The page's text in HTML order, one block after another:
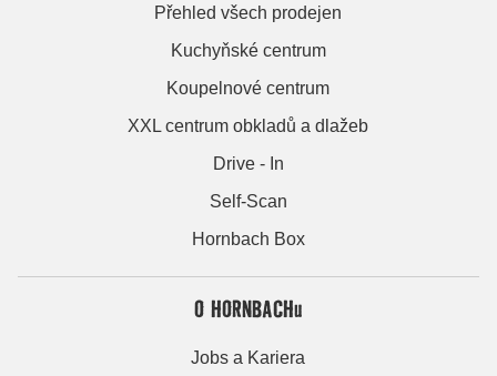
Přehled všech prodejen
Kuchyňské centrum
Koupelnové centrum
XXL centrum obkladů a dlažeb
Drive - In
Self-Scan
Hornbach Box
O HORNBACHu
Jobs a Kariera